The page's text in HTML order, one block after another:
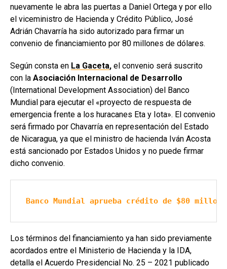
nuevamente le abra las puertas a Daniel Ortega y por ello
el viceministro de Hacienda y Crédito Público, José
Adrián Chavarría ha sido autorizado para firmar un
convenio de financiamiento por 80 millones de dólares.
Según consta en La Gaceta, el convenio será suscrito
con la Asociación Internacional de Desarrollo
(International Development Association) del Banco
Mundial para ejecutar el «proyecto de respuesta de
emergencia frente a los huracanes Eta y Iota». El convenio
será firmado por Chavarría en representación del Estado
de Nicaragua, ya que el ministro de hacienda Iván Acosta
está sancionado por Estados Unidos y no puede firmar
dicho convenio.
Banco Mundial aprueba crédito de $80
Los términos del financiamiento ya han sido previamente
acordados entre el Ministerio de Hacienda y la IDA,
detalla el Acuerdo Presidencial No. 25 – 2021 publicado